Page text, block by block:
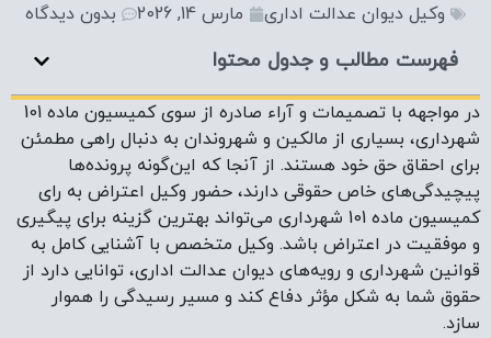
وکیل دیوان عدالت اداری مارس 14, 2026 بدون دیدگاه
فهرست مطالب و جدول محتوا
در مواجهه با تصمیمات و آراء صادره از سوی کمیسیون ماده 101
شهرداری، بسیاری از مالکین و شهروندان به دنبال راهی مطمئن
برای احقاق حق خود هستند. از آنجا که این‌گونه پرونده‌ها
پیچیدگی‌های خاص حقوقی دارند، حضور وکیل اعتراض به رای
کمیسیون ماده 101 شهرداری می‌تواند بهترین گزینه برای پیگیری
و موفقیت در اعتراض باشد. وکیل متخصص با آشنایی کامل به
قوانین شهرداری و رویه‌های دیوان عدالت اداری، توانایی دارد از
حقوق شما به شکل مؤثر دفاع کند و مسیر رسیدگی را هموار
سازد.